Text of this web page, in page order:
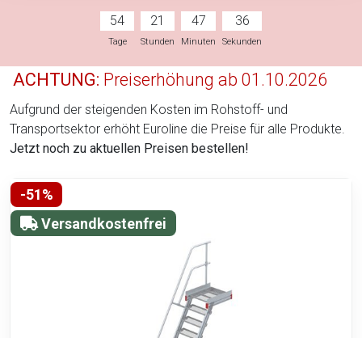
54
Tage
21
Stunden
47
Minuten
35
Sekunden
ACHTUNG: Preiserhöhung ab 01.10.2026
Aufgrund der steigenden Kosten im Rohstoff- und
Transportsektor erhöht Euroline die Preise für alle Produkte.
Jetzt noch zu aktuellen Preisen bestellen!
-51%
Versandkostenfrei